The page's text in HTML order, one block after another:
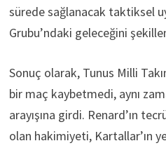
sürede sağlanacak taktiksel
Grubu’ndaki geleceğini
Sonuç olarak, Tunus Milli
bir maç kaybetmedi, aynı
arayışına girdi. Renard’ın
olan hakimiyeti, Kartallar’ın